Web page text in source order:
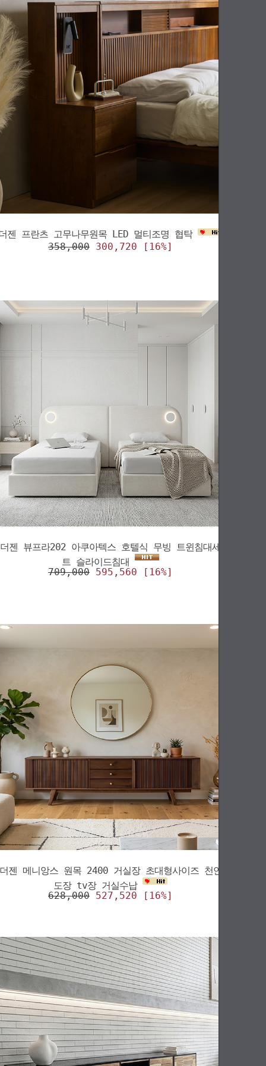
젠 프란츠 고무나무원목 LED 멀티조명 협탁
358,000 300,720 [16%]
더젠 뷰프라202 아쿠아텍스 호텔식 무빙 트윈침대세
트 슬라이드침대
709,000 595,560 [16%]
더젠 메니앙스 원목 2400 거실장 초대형사이즈 천연
도장 tv장 거실수납
628,000 527,520 [16%]